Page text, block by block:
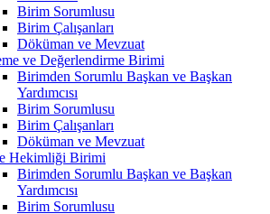
Birim Sorumlusu
Birim Çalışanları
Döküman ve Mevzuat
ve Değerlendirme Birimi
Birimden Sorumlu Başkan ve Başkan
Yardımcısı
Birim Sorumlusu
Birim Çalışanları
Döküman ve Mevzuat
Hekimliği Birimi
Birimden Sorumlu Başkan ve Başkan
Yardımcısı
Birim Sorumlusu